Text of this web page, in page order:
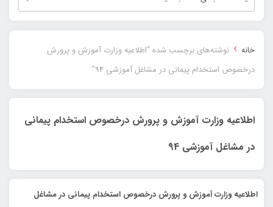
خانه › نوشته‌های برچسب شده “اطلاعيه وزارت آموزش و پرورش
درخصوص استخدام پيماني در مشاغل آموزشي 94”
اطلاعيه وزارت آموزش و پرورش درخصوص استخدام پيماني
در مشاغل آموزشي 94
اطلاعيه وزارت آموزش و پرورش درخصوص استخدام پيماني در مشاغل